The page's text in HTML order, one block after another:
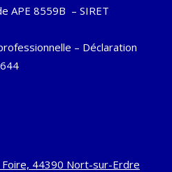
APE 8559B – SIRET
– Déclaration
Foire, 44390 Nort-sur-Erdre